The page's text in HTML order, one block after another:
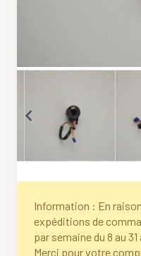
Information : En
expéditions de
par semaine du 8 au
Merci pour votre